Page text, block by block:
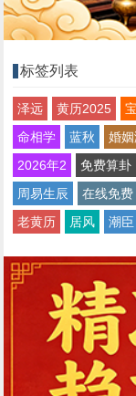
标签列表
泽远 黄历2025
命相学
蓝秋 婚
2026年2
免费算卦
周易生辰
在线免费
老黄历
居风 潮臣